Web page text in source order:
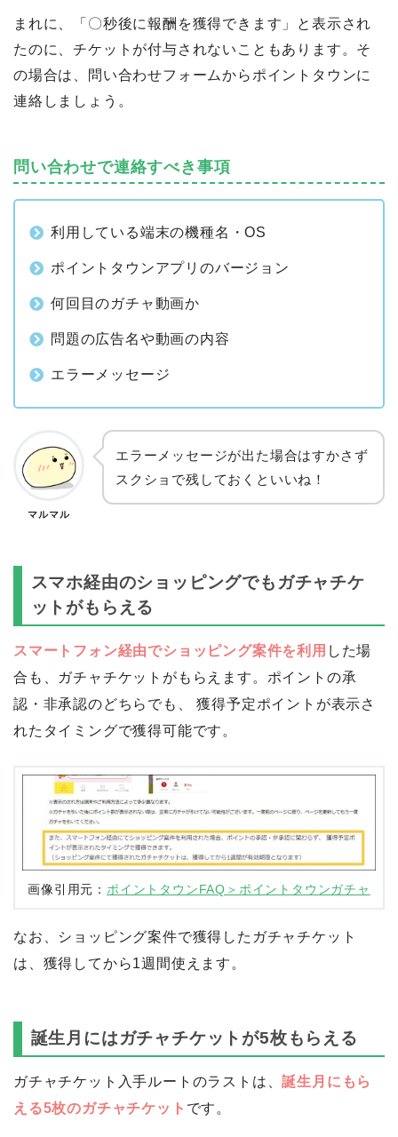
まれに、「〇秒後に報酬を獲得できます」と表示され
たのに、チケットが付与されないこともあります。そ
の場合は、問い合わせフォームからポイントタウンに
連絡しましょう。
問い合わせで連絡すべき事項
利用している端末の機種名・OS
ポイントタウンアプリのバージョン
何回目のガチャ動画か
問題の広告名や動画の内容
エラーメッセージ
マルマル
エラーメッセージが出た場合はすかさず
スクショで残しておくといいね！
スマホ経由のショッピングでもガチャチケ
ットがもらえる
スマートフォン経由でショッピング案件を利用 した場
合も、ガチャチケットがもらえます。ポイントの承
認・非承認のどちらでも、 獲得予定ポイントが表示さ
れたタイミングで獲得可能です。
画像引用元： ポイントタウンFAQ＞ポイントタウンガチャ
なお、ショッピング案件で獲得したガチャチケット
は、獲得してから1週間使えます。
誕生月にはガチャチケットが5枚もらえる
ガチャチケット入手ルートのラストは、誕生月にもら
える5枚のガチャチケット です。